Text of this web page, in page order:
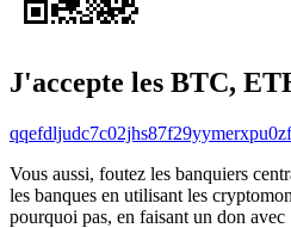
J'accepte les BTC,
Vous aussi, foutez les banquiers
les banques en utilisant les
pourquoi pas, en faisant un don avec